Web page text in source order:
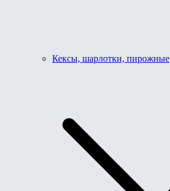
Кексы, шарлотки, пирожные